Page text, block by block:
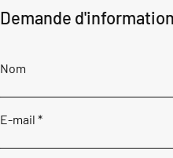
Demande
Nom
E-mail